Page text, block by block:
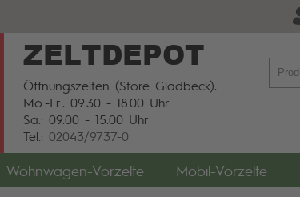
ZELTDEPOT
Öffnungszeiten (Store Gladbeck):
Mo.-Fr.: 09.30 - 18.00 Uhr
Sa.: 09.00 - 15.00 Uhr
Tel.: 02043/9737-0
Wohnwagen-Vorzelte Mobil-Vorzelte